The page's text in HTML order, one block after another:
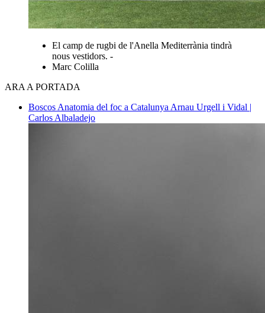
El camp de rugbi de l'Anella Mediterrània tindrà
nous vestidors. -
Marc Colilla
ARA A PORTADA
Boscos Anatomia del foc a Catalunya Arnau Urgell i Vidal |
Carlos Albaladejo